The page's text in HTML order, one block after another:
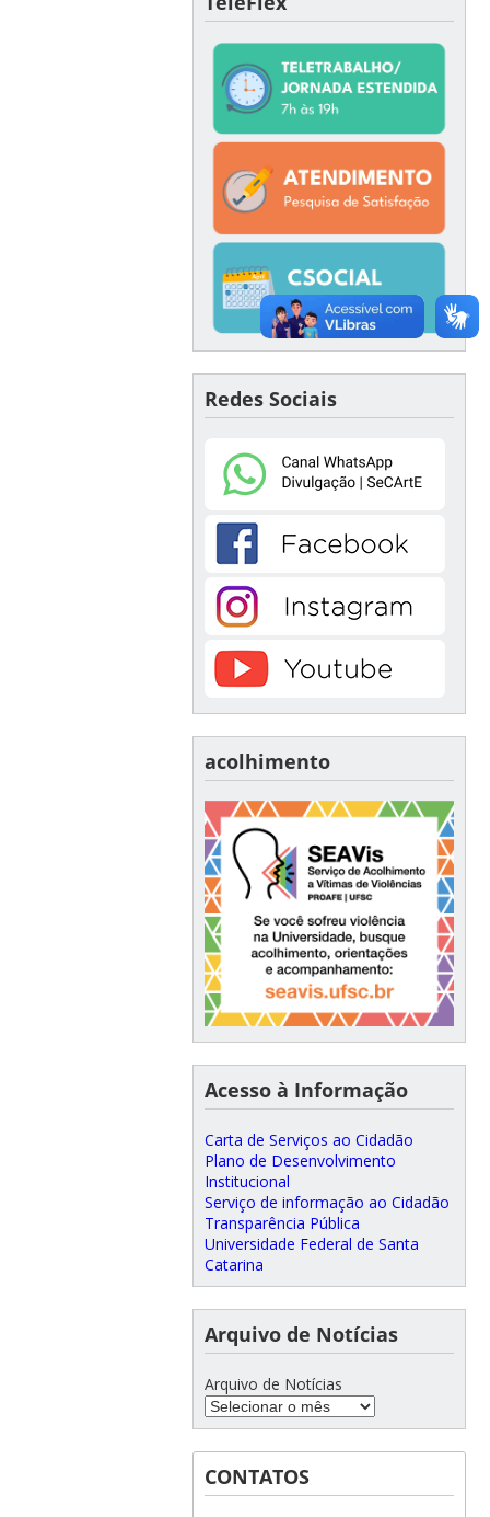
Redes Sociais
acolhimento
Acesso à Informação
Carta de Serviços ao Cidadão
Plano de Desenvolvimento
Institucional
Serviço de informação ao Cidadão
Transparência Pública
Universidade Federal de Santa
Catarina
Arquivo de Notícias
Arquivo de Notícias
CONTATOS